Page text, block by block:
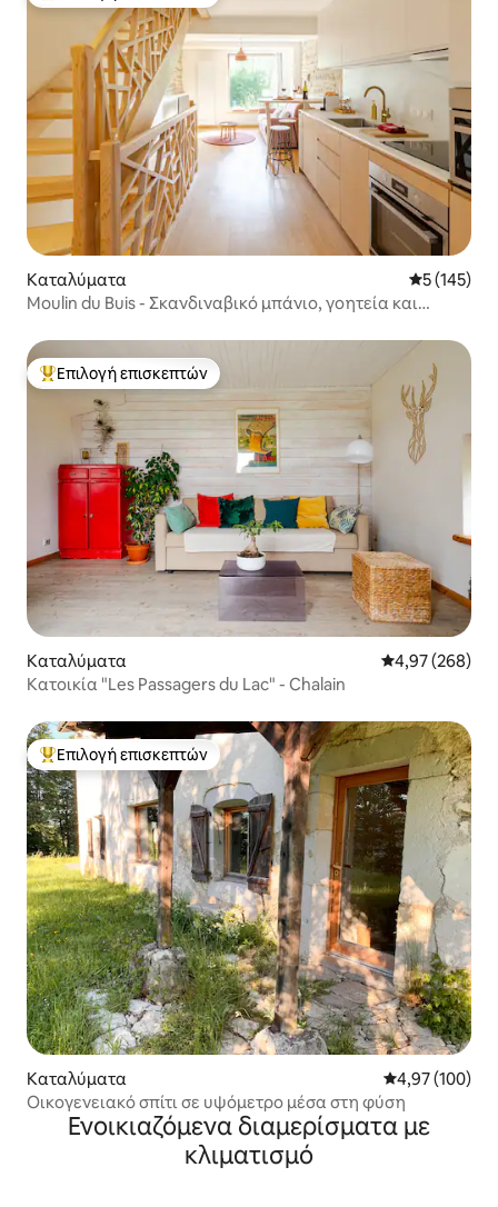
Καταλύματα Μέση
5 (145)
Moulin du Buis - Σκανδιναβικό μπάνιο, γοητεία και
Κορυφαία επιλογή επισκεπτών
Επιλογή επισκεπτών
Καταλύματα Μέση
4,97 (268)
Κατοικία "Les Passagers du Lac" - Chalain
Κορυφαία επιλογή επισκεπτών
Επιλογή επισκεπτών
Καταλύματα Μέση
4,97 (100)
Οικογενειακό σπίτι σε υψόμετρο μέσα στη φύση
Ενοικιαζόμενα διαμερίσματα με
κλιματισμό